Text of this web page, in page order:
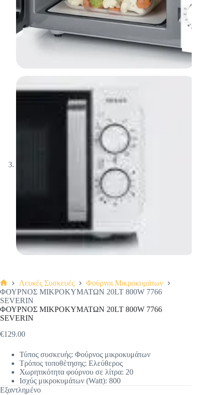
Αρχική
σελίδα
Λευκές Συσκευές
Φούρνοι Μικροκυμάτων
ΦΟΥΡΝΟΣ ΜΙΚΡΟΚΥΜΑΤΩΝ 20LT 800W 7766
SEVERIN
ΦΟΥΡΝΟΣ ΜΙΚΡΟΚΥΜΑΤΩΝ 20LT 800W 7766
SEVERIN
€129.00
Τύπος συσκευής: Φούρνος μικροκυμάτων
Τρόπος τοποθέτησης: Ελεύθερος
Χωρητικότητα φούρνου σε λίτρα: 20
Ισχύς μικροκυμάτων (Watt): 800
Εξαντλημένο